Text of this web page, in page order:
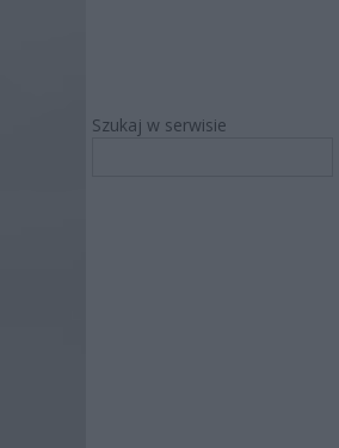
Szukaj w serwisie